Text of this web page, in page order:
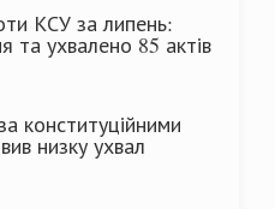
КСУ за липень:
та ухвалено 85 актів
конституційними
низку ухвал